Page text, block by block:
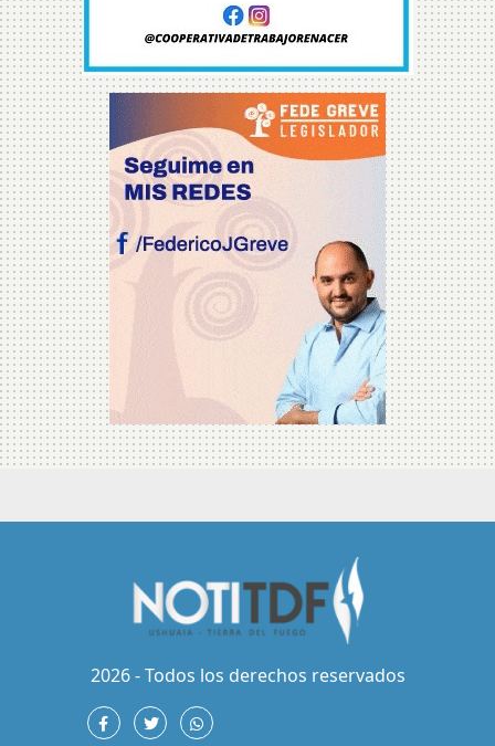
2026 - Todos los derechos reservados